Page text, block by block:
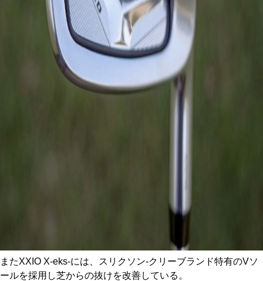
またXXIO X-eks-には、スリクソン-クリーブランド特有のVソ
ールを採用し芝からの抜けを改善している。